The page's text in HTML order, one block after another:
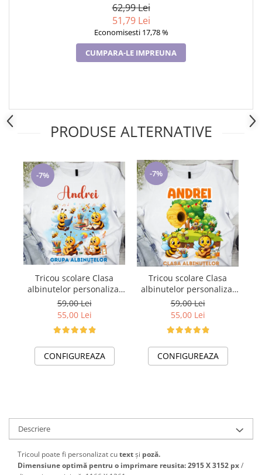
62,99 Lei
51,79 Lei
Economisesti 17,78 %
CUMPARA-LE IMPREUNA
PRODUSE ALTERNATIVE
-7%
Tricou scolare Clasa
albinutelor personalizat
pentru absolventi de
scoala sau gradinita
59,00 Lei
55,00 Lei
CONFIGUREAZA
-7%
Tricou scolare Clasa
albinutelor personalizat
pentru absolventi de
scoala sau gradinita
59,00 Lei
55,00 Lei
CONFIGUREAZA
Descriere
Tricoul poate fi personalizat cutextși poză.
Dimensiune optimă pentru o imprimare reusita: 2915 X 3152 px/